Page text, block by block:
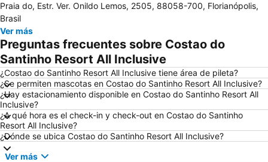
Centro Histórico
de Palmas
Ribeirão da Ilha
Santo Antônio de Lisboa
Lagoa da Conceição
Itapema
Galheta
Museu do Homem do Sambaqui
Moçambique
Catedral Metropolitana
Aeropuerto Internacional Hercílio Luz
Sepultura
Fortaleza Santo Antônio de Ratones
Museu de Artes de Santa Catarina
Álvaro de Carvalho Theater
XV de Novembro Square
Praia do, Estr. Ver. Onildo Lemos, 2505, 88058-700, Florianópolis,
Brasil
Ver más
Preguntas frecuentes sobre Costao do
Santinho Resort All Inclusive
¿Costao do Santinho Resort All Inclusive tiene área de pileta?
¿Se permiten mascotas en Costao do Santinho Resort All Inclusive?
¿Hay estacionamiento disponible en Costao do Santinho Resort All
Inclusive?
¿A qué hora es el check-in y check-out en Costao do Santinho
Resort All Inclusive?
¿Dónde se ubica Costao do Santinho Resort All Inclusive?
Ver más